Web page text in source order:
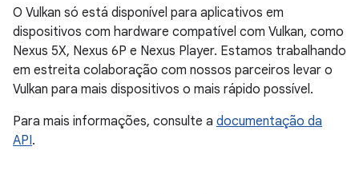
O Vulkan só está disponível para aplicativos em
dispositivos com hardware compatível com Vulkan, como
Nexus 5X, Nexus 6P e Nexus Player. Estamos trabalhando
em estreita colaboração com nossos parceiros levar o
Vulkan para mais dispositivos o mais rápido possível.
Para mais informações, consulte a documentação da
API.